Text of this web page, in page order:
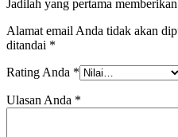
Jadilah yang pertama
Alamat email Anda tidak akan
ditandai *
Rating Anda *
Ulasan Anda *